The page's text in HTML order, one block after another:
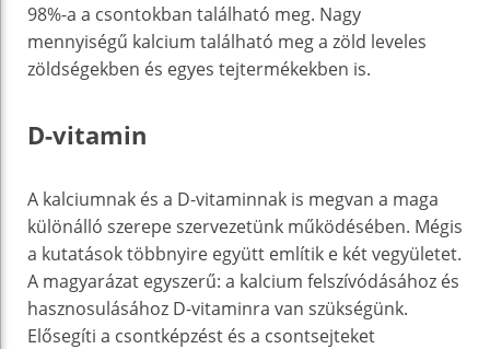
98%-a a csontokban található meg. Nagy
mennyiségű kalcium található meg a zöld leveles
zöldségekben és egyes tejtermékekben is.
D-vitamin
A kalciumnak és a D-vitaminnak is megvan a maga
különálló szerepe szervezetünk működésében. Mégis
a kutatások többnyire együtt említik e két vegyületet.
A magyarázat egyszerű: a kalcium felszívódásához és
hasznosulásához D-vitaminra van szükségünk.
Elősegíti a csontképzést és a csontsejteket